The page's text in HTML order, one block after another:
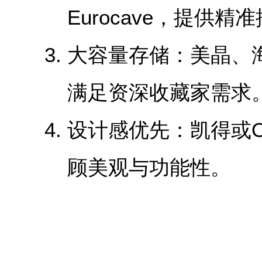
Eurocave，提供精
大容量存储‌：美晶、
满足资深收藏家需求
设计感优先‌：凯得或
顾美观与功能性。